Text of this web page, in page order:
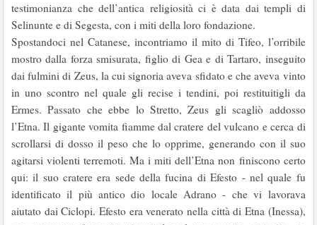
testimonianza che dell’antica religiosità ci è data dai templi di
Selinunte e di Segesta, con i miti della loro fondazione.
Spostandoci nel Catanese, incontriamo il mito di Tifeo, l’orribile
mostro dalla forza smisurata, figlio di Gea e di Tartaro, inseguito
dai fulmini di Zeus, la cui signoria aveva sfidato e che aveva vinto
in uno scontro nel quale gli re­cise i tendini, poi restituitigli da
Ermes. Passato che ebbe lo Stretto, Zeus gli scagliò addosso
l’Etna. Il gigante vomita fiamme dal cratere del vulcano e cerca di
scrollarsi di dosso il peso che lo opprime, generando con il suo
agitarsi violenti terremoti. Ma i miti dell’Etna non finiscono certo
qui: il suo cratere era sede della fucina di Efesto - nel quale fu
identificato il più antico dio locale Adrano - che vi lavorava
aiutato dai Ciclopi. Efesto era venerato nella città di Etna (Inessa),